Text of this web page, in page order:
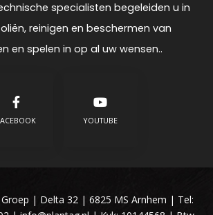
specialisten begeleiden u in
reinigen en beschermen van
en spelen in op al uw wensen..
YOUTUBE
Groep | Delta 32 | 6825 MS Arnhem | Tel: